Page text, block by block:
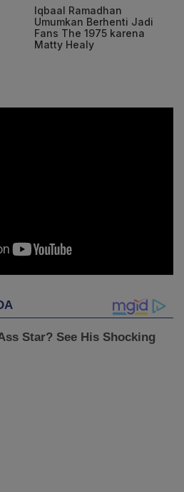
Iqbaal Ramadhan
Umumkan Berhenti Jadi
Fans The 1975 karena
Matty Healy